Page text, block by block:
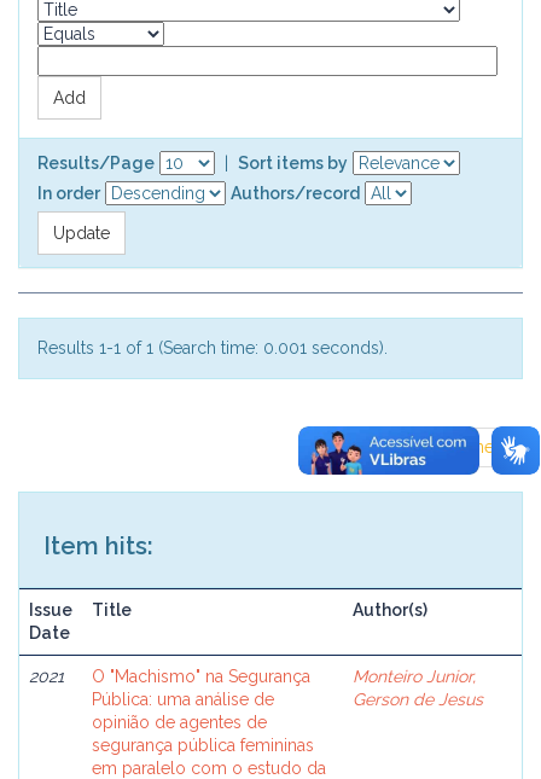
Results/Page
Sort items by
In order
Authors/record
Results 1-1 of 1 (Search time: 0.001 seconds).
previous 1 next
Item hits:
Issue
Date
Title Author(s)
2021
O "Machismo" na Segurança
Pública: uma análise de
opinião de agentes de
segurança pública femininas
em paralelo com o estudo da
Monteiro Junior,
Gerson de Jesus